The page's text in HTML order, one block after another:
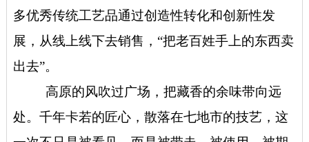
多优秀传统工艺品通过创造性转化和创新性发
展，从线上线下去销售，“把老百姓手上的东西卖
出去”。
高原的风吹过广场，把藏香的余味带向远
处。千年卡若的匠心，散落在七地市的技艺，这